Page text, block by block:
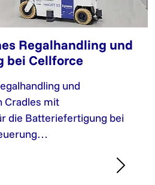
Regalhandling und
bei Cellforce
und
Cradles mit
die Batteriefertigung bei